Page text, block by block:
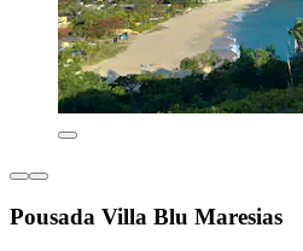
Pousada Villa Blu Maresias